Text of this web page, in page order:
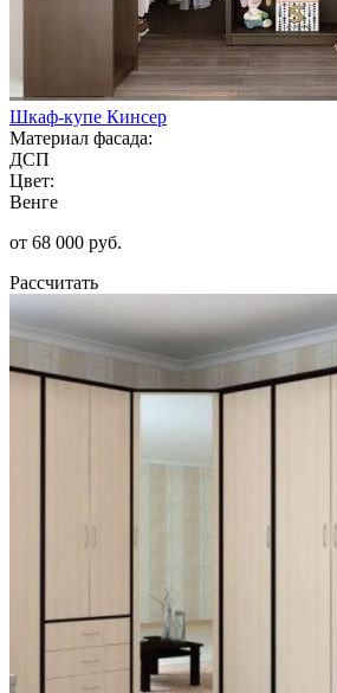
Шкаф-купе Кинсер
Материал фасада:
ДСП
Цвет:
Венге
от 68 000 руб.
Рассчитать